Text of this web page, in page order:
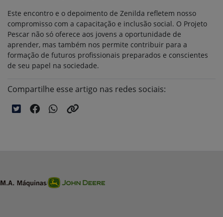
Este encontro e o depoimento de Zenilda refletem nosso
compromisso com a capacitação e inclusão social. O Projeto
Pescar não só oferece aos jovens a oportunidade de
aprender, mas também nos permite contribuir para a
formação de futuros profissionais preparados e conscientes
de seu papel na sociedade.
Compartilhe esse artigo nas redes sociais: